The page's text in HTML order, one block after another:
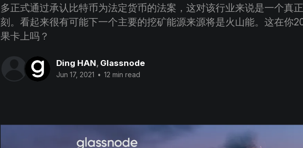
多正式通过承认比特币为法定货币的法案，这对该行业来说是一个真
刻。看起来很有可能下一个主要的挖矿能源来源将是火山能。这在你
果卡上吗？
Ding HAN, Glassnode
Jun 17, 2021 • 12 min read